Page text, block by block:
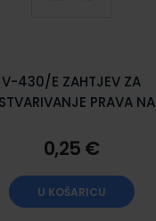
V-430/E ZAHTJEV ZA
PRAVA NA
29,7 cm
0,25 €
U KOŠARICU